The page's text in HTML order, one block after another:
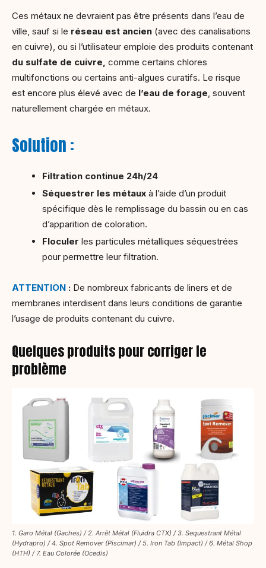
Ces métaux ne devraient pas être présents dans l’eau de
ville, sauf si le réseau est ancien (avec des canalisations
en cuivre), ou si l’utilisateur emploie des produits contenant
du sulfate de cuivre, comme certains chlores
multifonctions ou certains anti-algues curatifs. Le risque
est encore plus élevé avec de l’eau de forage , souvent
naturellement chargée en métaux.
Solution :
Filtration continue 24h/24
Séquestrer les métaux à l’aide d’un produit
spécifique dès le remplissage du bassin ou en cas
d’apparition de coloration.
Floculer les particules métalliques séquestrées
pour permettre leur filtration.
ATTENTION : De nombreux fabricants de liners et de
membranes interdisent dans leurs conditions de garantie
l’usage de produits contenant du cuivre.
Quelques produits pour corriger le
problème
1. Garo Métal (Gaches) / 2. Arrêt Métal (Fluidra CTX) / 3. Sequestrant Métal
(Hydrapro) / 4. Spot Remover (Piscimar) / 5. Iron Tab (Impact) / 6. Métal Shop
(HTH) / 7. Eau Colorée (Ocedis)